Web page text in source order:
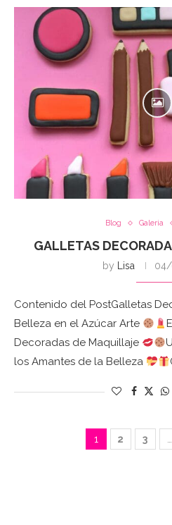
Blog Galeria
GALLETAS
by Lisa
Contenido del PostGalletas
Belleza en el Azúcar Arte
Decoradas de Maquillaje
los Amantes de la Belleza
1 2 3 …